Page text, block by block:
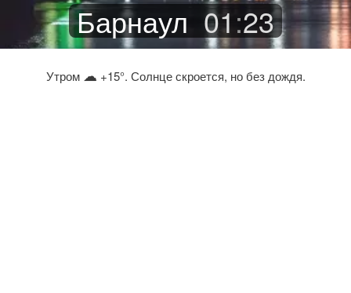
Барнаул 01:23
Утром ☁ +15°. Солнце скроется, но без дождя.